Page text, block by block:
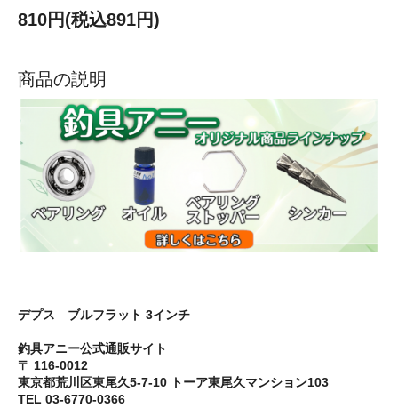
810円(税込891円)
商品の説明
デプス ブルフラット 3インチ
釣具アニー公式通販サイト
〒 116-0012
東京都荒川区東尾久5-7-10 トーア東尾久マンション103
TEL 03-6770-0366